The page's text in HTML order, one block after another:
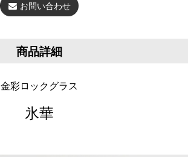
お問い合わせ
商品詳細
金彩ロックグラス
氷華